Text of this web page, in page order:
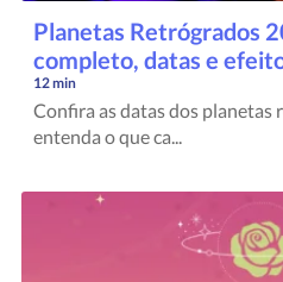
Planetas Retrógrados
completo, datas e
12 min
Confira as datas dos planetas
entenda o que ca...